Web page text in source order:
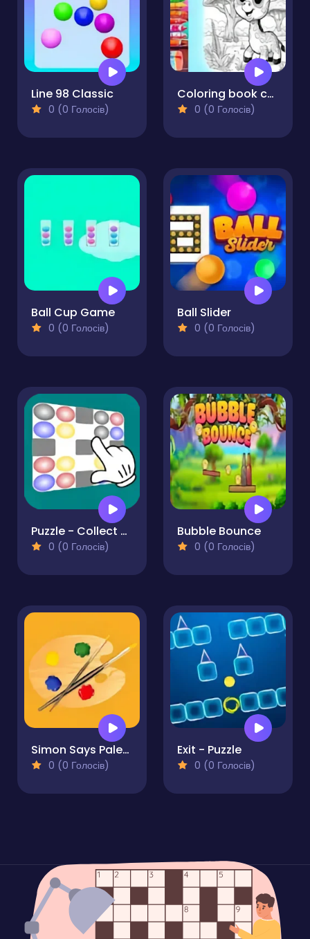
Line 98 Classic
0 (0 Голосів)
Coloring book cute animals
0 (0 Голосів)
Ball Cup Game
0 (0 Голосів)
Ball Slider
0 (0 Голосів)
Puzzle - Collect color
0 (0 Голосів)
Bubble Bounce
0 (0 Голосів)
Simon Says Palette
0 (0 Голосів)
Exit - Puzzle
0 (0 Голосів)